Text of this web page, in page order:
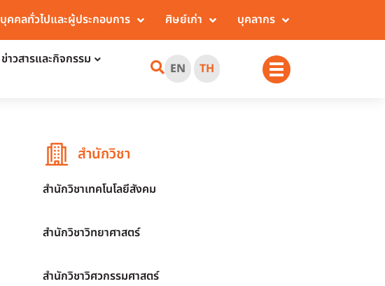
บุคคลทั่วไปและผู้ประกอบการ ศิษย์เก่า บุคลากร
ข่าวสารและกิจกรรม
EN TH
สำนักวิชา
สำนักวิชาเทคโนโลยีสังคม
สำนักวิชาวิทยาศาสตร์
สำนักวิชาวิศวกรรมศาสตร์